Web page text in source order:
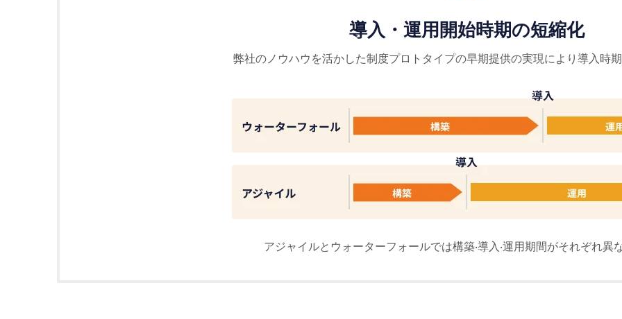
導⼊・運⽤開始時期の短縮化
弊社のノウハウを活かした制度プロトタイプの早期提供の実現により導⼊時
アジャイルとウォーターフォールでは構築‧導⼊‧運⽤期間がそれぞれ異